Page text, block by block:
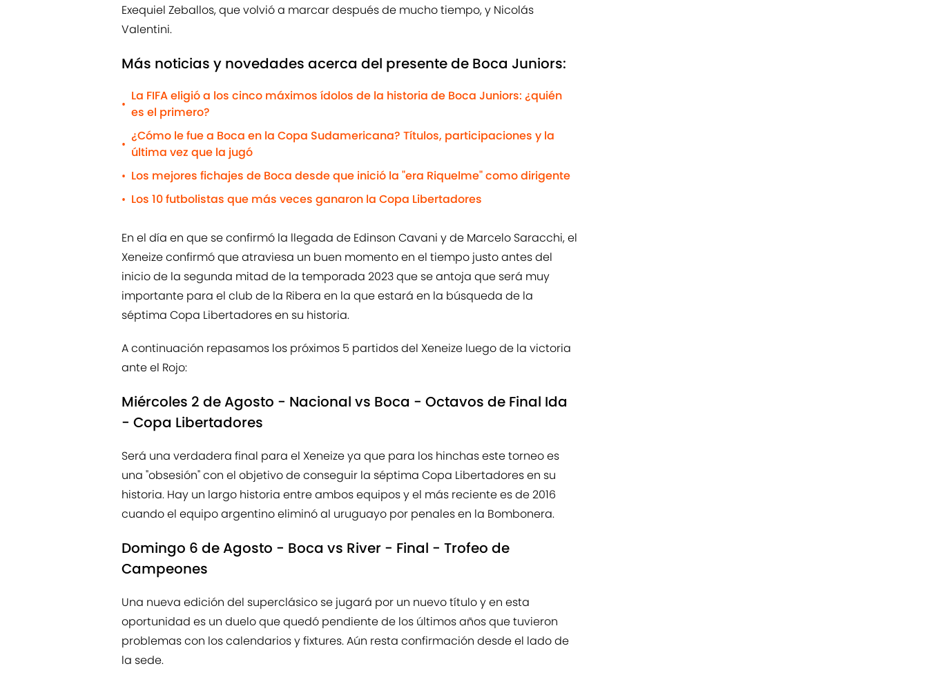
Exequiel Zeballos, que volvió a marcar después de mucho tiempo, y Nicolás
Valentini.
Más noticias y novedades acerca del presente de Boca Juniors:
•
La FIFA eligió a los cinco máximos ídolos de la historia de Boca Juniors: ¿quién
es el primero?
•
¿Cómo le fue a Boca en la Copa Sudamericana? Títulos, participaciones y la
última vez que la jugó
• Los mejores fichajes de Boca desde que inició la "era Riquelme" como dirigente
• Los 10 futbolistas que más veces ganaron la Copa Libertadores
En el día en que se confirmó la llegada de Edinson Cavani y de Marcelo Saracchi, el
Xeneize confirmó que atraviesa un buen momento en el tiempo justo antes del
inicio de la segunda mitad de la temporada 2023 que se antoja que será muy
importante para el club de la Ribera en la que estará en la búsqueda de la
séptima Copa Libertadores en su historia.
A continuación repasamos los próximos 5 partidos del Xeneize luego de la victoria
ante el Rojo:
Miércoles 2 de Agosto - Nacional vs Boca - Octavos de Final Ida
- Copa Libertadores
Será una verdadera final para el Xeneize ya que para los hinchas este torneo es
una "obsesión" con el objetivo de conseguir la séptima Copa Libertadores en su
historia. Hay un largo historia entre ambos equipos y el más reciente es de 2016
cuando el equipo argentino eliminó al uruguayo por penales en la Bombonera.
Domingo 6 de Agosto - Boca vs River - Final - Trofeo de
Campeones
Una nueva edición del superclásico se jugará por un nuevo título y en esta
oportunidad es un duelo que quedó pendiente de los últimos años que tuvieron
problemas con los calendarios y fixtures. Aún resta confirmación desde el lado de
la sede.